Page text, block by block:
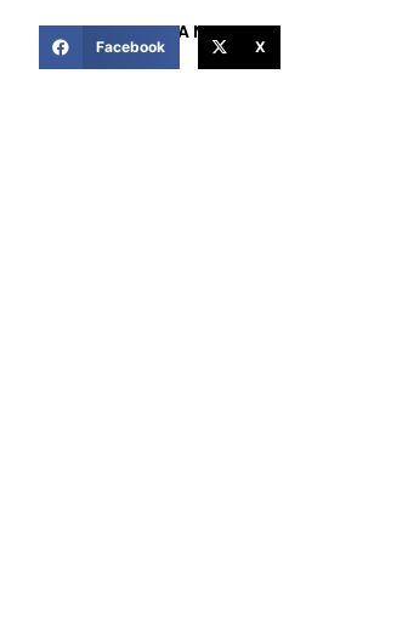
COMPARTIR ESTA NOTICIA
Facebook X